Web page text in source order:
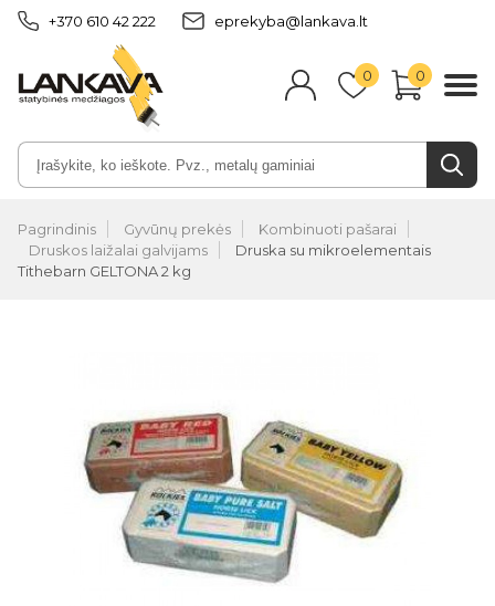
+370 610 42 222 eprekyba@lankava.lt
0 0
Pagrindinis Gyvūnų prekės
Kombinuoti pašarai
Druskos laižalai galvijams
Druska su mikroelementais
Tithebarn GELTONA 2 kg